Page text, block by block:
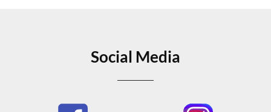
Social Media